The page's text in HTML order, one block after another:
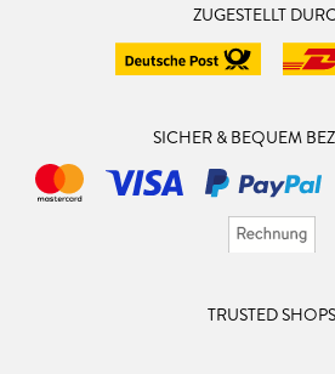
ZUGESTELLT
SICHER & BEQUEM
TRUSTED SHOPS